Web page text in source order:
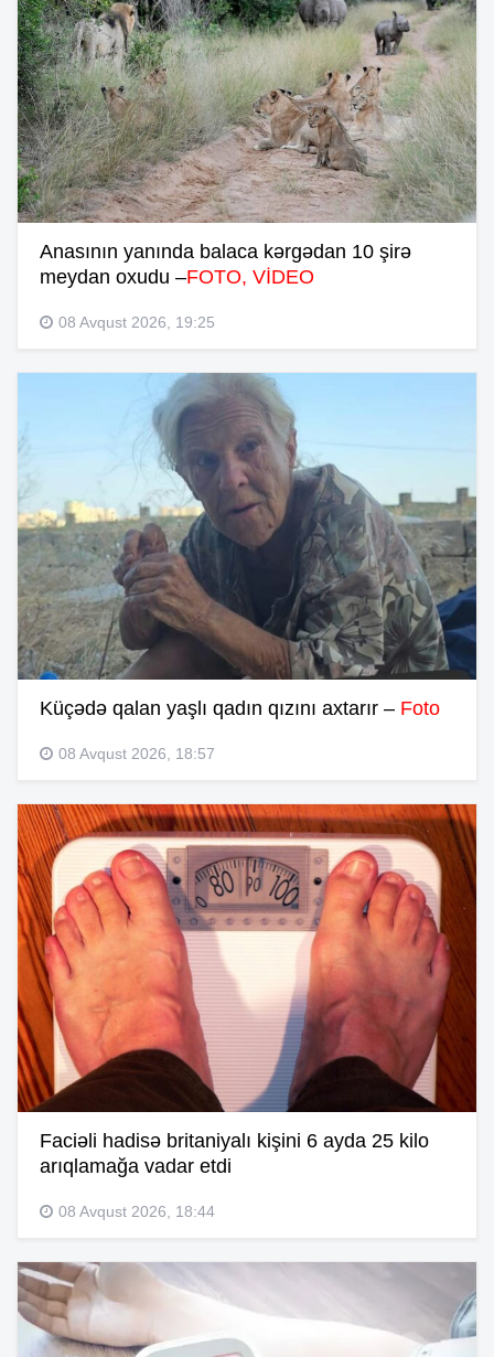
Anasının yanında balaca kərgədan 10 şirə
meydan oxudu –FOTO, VİDEO
08 Avqust 2026, 19:25
Küçədə qalan yaşlı qadın qızını axtarır – Foto
08 Avqust 2026, 18:57
Faciəli hadisə britaniyalı kişini 6 ayda 25 kilo
arıqlamağa vadar etdi
08 Avqust 2026, 18:44